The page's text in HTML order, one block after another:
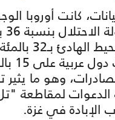
كانت أوروبا
آسيا والمحيط
وهو ما
لمقاطعة
في غزة.